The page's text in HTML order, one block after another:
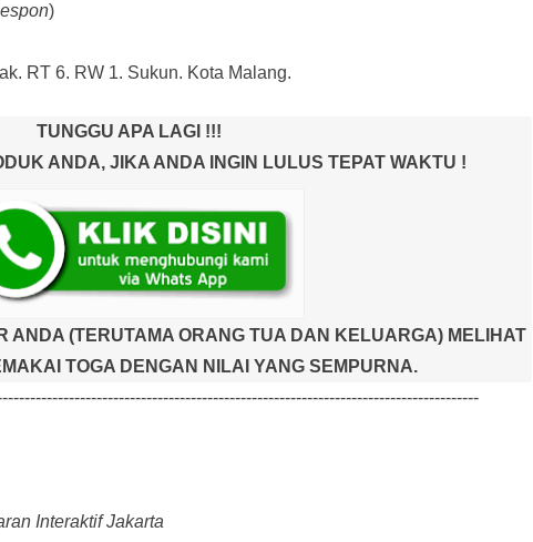
)
RT 6. RW 1. Sukun. Kota Malang.
TUNGGU APA LAGI !!!
ANDA, JIKA ANDA INGIN LULUS TEPAT WAKTU !
ANDA (TERUTAMA ORANG TUA DAN KELUARGA) MELIHAT
TOGA DENGAN NILAI YANG SEMPURNA.
Interaktif Jakarta